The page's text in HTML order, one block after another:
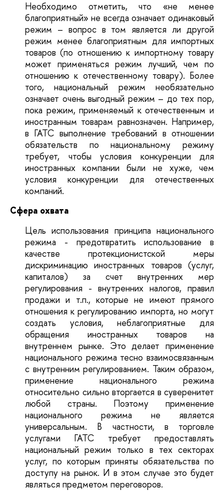
Необходимо отметить, что «не менее
благоприятный» не всегда означает одинаковый
режим – вопрос в том является ли другой
режим менее благоприятным для импортных
товаров (по отношению к импортному товару
может применяться режим лучший, чем по
отношению к отечественному товару). Более
того, национальный режим необязательно
означает очень выгодный режим – до тех пор,
пока режим, применяемый к отечественным и
иностранным товарам равнозначен. Например,
в ГАТС выполнение требований в отношении
обязательств по национальному режиму
требует, чтобы условия конкуренции для
иностранных компании были не хуже, чем
условия конкуренции для отечественных
компаний.
Сфера охвата
Цель использования принципа национального
режима - предотвратить использование в
качестве протекционистской меры
дискриминацию иностранных товаров (услуг,
капиталов) за счет внутренних мер
регулирования - внутренних налогов, правил
продажи и т.п., которые не имеют прямого
отношения к регулированию импорта, но могут
создать условия, неблагоприятные для
обращения иностранных товаров на
внутреннем рынке. Это делает применение
национального режима тесно взаимосвязанным
с внутренним регулированием. Таким образом,
применение национального режима
относительно сильно вторгается в суверенитет
любой страны. Поэтому применение
национального режима не является
универсальным. В частности, в торговле
услугами ГАТС требует предоставлять
национальный режим только в тех секторах
услуг, по которым приняты обязательства по
доступу на рынок. И в этом случае это будет
являться предметом переговоров.